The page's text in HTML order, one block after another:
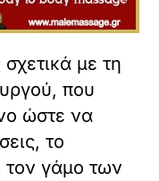
με τη
που
ώστε να
το
τον γάμο των